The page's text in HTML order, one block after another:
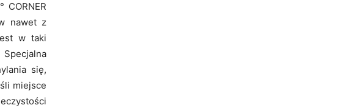
nawet z
w taki
się,
miejsce